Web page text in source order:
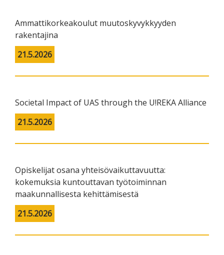
Ammattikorkeakoulut muutoskyvykkyyden
rakentajina
21.5.2026
Societal Impact of UAS through the U!REKA Alliance
21.5.2026
Opiskelijat osana yhteisövaikuttavuutta:
kokemuksia kuntouttavan työtoiminnan
maakunnallisesta kehittämisestä
21.5.2026